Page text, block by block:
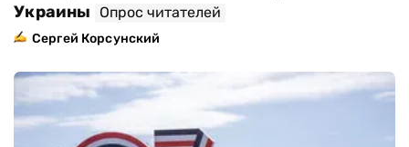
Украины
Опрос читателей
Сергей Корсунский